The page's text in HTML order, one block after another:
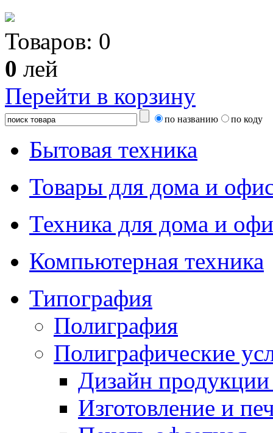
Товаров: 0
0 лей
Перейти в корзину
по названию по коду
Бытовая техника
Товары для дома и
Техника для дома и
Компьютерная техника
Типография
Полиграфия
Полиграфические
Дизайн
Изготовление и